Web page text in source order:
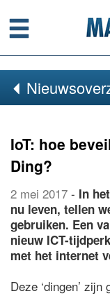
Menu
IoT: hoe
Ding?
2 mei 2017 - In
nu leven, tellen
gebruiken. Een
nieuw ICT-
met het internet
Deze ‘dingen’